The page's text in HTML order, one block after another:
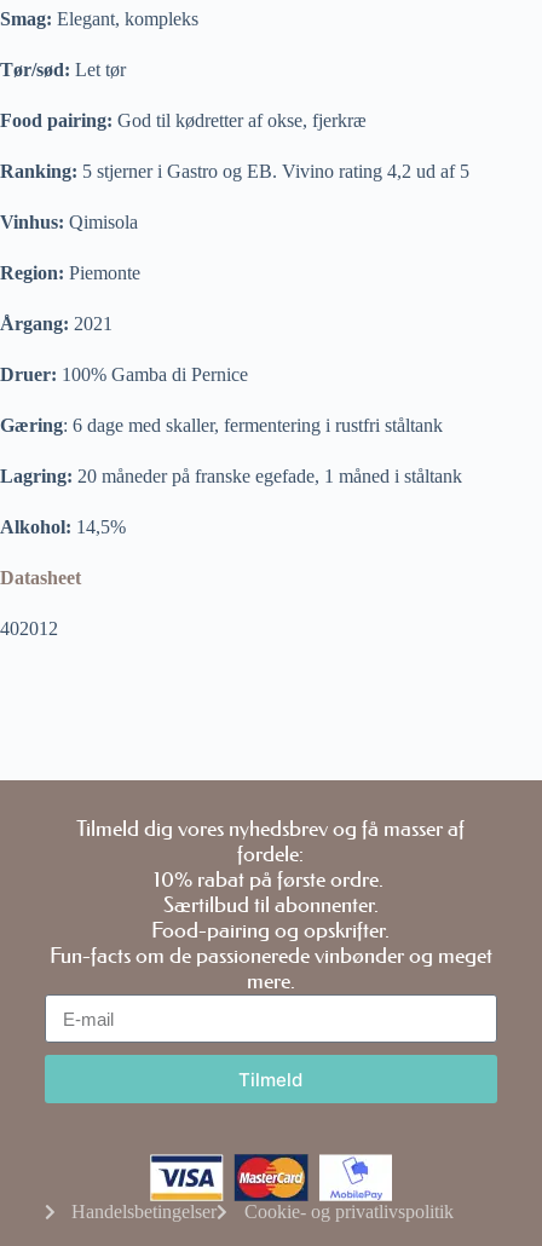
Smag: Elegant, kompleks
Tør/sød: Let tør
Food pairing: God til kødretter af okse, fjerkræ
Ranking: 5 stjerner i Gastro og EB. Vivino rating 4,2 ud af 5
Vinhus: Qimisola
Region: Piemonte
Årgang: 2021
Druer: 100% Gamba di Pernice
Gæring: 6 dage med skaller, fermentering i rustfri ståltank
Lagring: 20 måneder på franske egefade, 1 måned i ståltank
Alkohol: 14,5%
Datasheet
402012
Tilmeld dig vores nyhedsbrev og få masser af
fordele:
10% rabat på første ordre.
Særtilbud til abonnenter.
Food-pairing og opskrifter.
Fun-facts om de passionerede vinbønder og meget
mere.
Tilmeld
Handelsbetingelser Cookie- og privatlivspolitik